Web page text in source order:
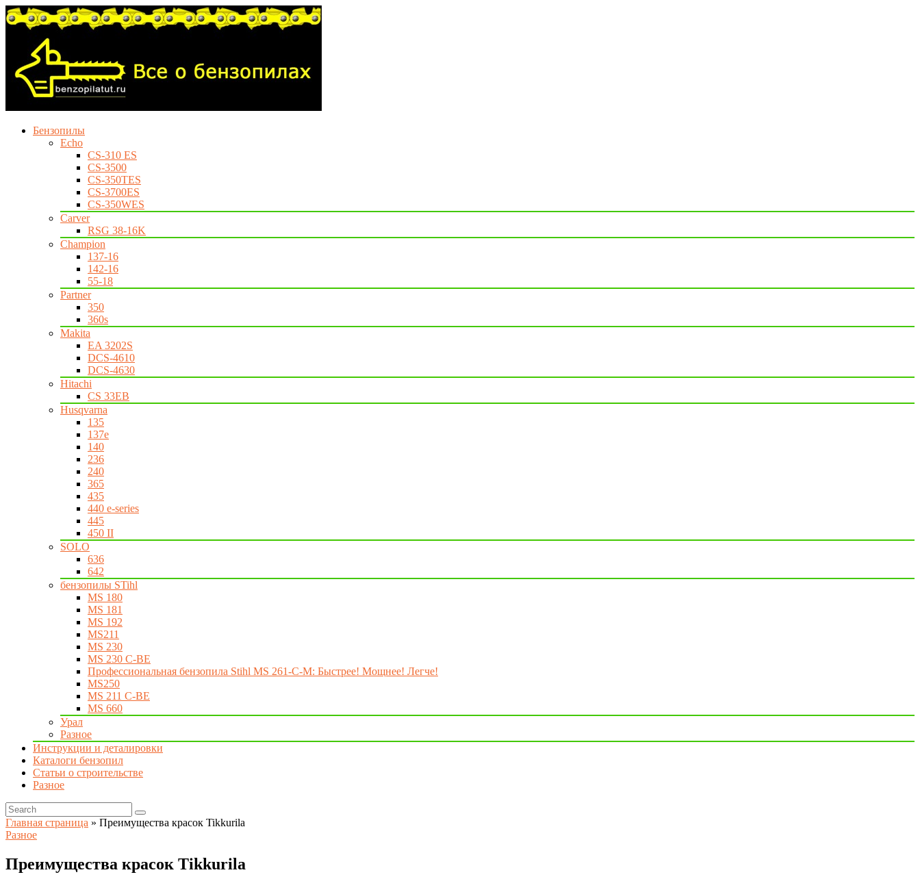
Бензопилы
Echo
CS-310 ES
CS-3500
CS-350TES
CS-3700ES
CS-350WES
Carver
RSG 38-16K
Champion
137-16
142-16
55-18
Partner
350
360s
Makita
EA 3202S
DCS-4610
DCS-4630
Hitachi
CS 33EB
Husqvarna
135
137e
140
236
240
365
435
440 e-series
445
450 II
SOLO
636
642
бензопилы STihl
MS 180
MS 181
MS 192
MS211
MS 230
MS 230 C-BE
Профессиональная бензопила Stihl MS 261-C-M: Быстрее! Мощнее! Легче!
MS250
MS 211 C-BE
MS 660
Урал
Разное
Инструкции и деталировки
Каталоги бензопил
Статьи о строительстве
Разное
Главная страница » Преимущества красок Tikkurila
Разное
Преимущества красок Tikkurila